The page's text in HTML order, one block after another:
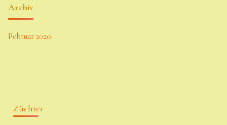
Archiv
Februar 2020
Züchter